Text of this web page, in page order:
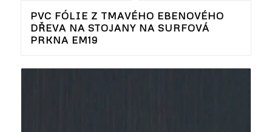
PVC FÓLIE Z TMAVÉHO EBENOVÉHO
DŘEVA NA STOJANY NA SURFOVÁ
PRKNA EM19